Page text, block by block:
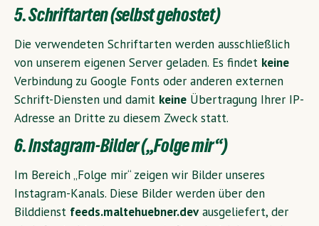
5. Schriftarten (selbst gehostet)
Die verwendeten Schriftarten werden ausschließlich
von unserem eigenen Server geladen. Es findet keine
Verbindung zu Google Fonts oder anderen externen
Schrift-Diensten und damit keine Übertragung Ihrer IP-
Adresse an Dritte zu diesem Zweck statt.
6. Instagram-Bilder („Folge mir“)
Im Bereich „Folge mir“ zeigen wir Bilder unseres
Instagram-Kanals. Diese Bilder werden über den
Bilddienst feeds.maltehuebner.devausgeliefert, der